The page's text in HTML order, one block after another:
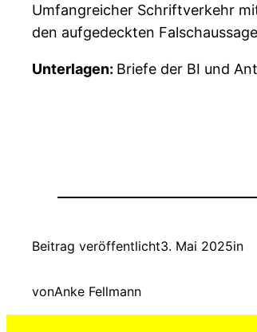
Umfangreicher Schriftverkehr
den aufgedeckten
Unterlagen: Briefe der BI und
Beitrag veröffentlicht3. Mai 2025in
vonAnke Fellmann